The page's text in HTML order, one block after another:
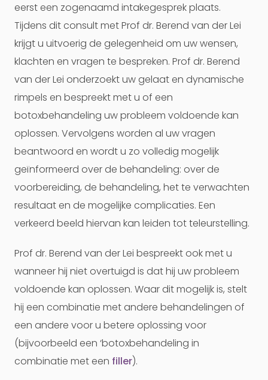
eerst een zogenaamd intakegesprek plaats.
Tijdens dit consult met Prof dr. Berend van der Lei
krijgt u uitvoerig de gelegenheid om uw wensen,
klachten en vragen te bespreken. Prof dr. Berend
van der Lei onderzoekt uw gelaat en dynamische
rimpels en bespreekt met u of een
botoxbehandeling uw probleem voldoende kan
oplossen. Vervolgens worden al uw vragen
beantwoord en wordt u zo volledig mogelijk
geïnformeerd over de behandeling: over de
voorbereiding, de behandeling, het te verwachten
resultaat en de mogelijke complicaties. Een
verkeerd beeld hiervan kan leiden tot teleurstelling.
Prof dr. Berend van der Lei bespreekt ook met u
wanneer hij niet overtuigd is dat hij uw probleem
voldoende kan oplossen. Waar dit mogelijk is, stelt
hij een combinatie met andere behandelingen of
een andere voor u betere oplossing voor
(bijvoorbeeld een ‘botoxbehandeling in
combinatie met een filler).